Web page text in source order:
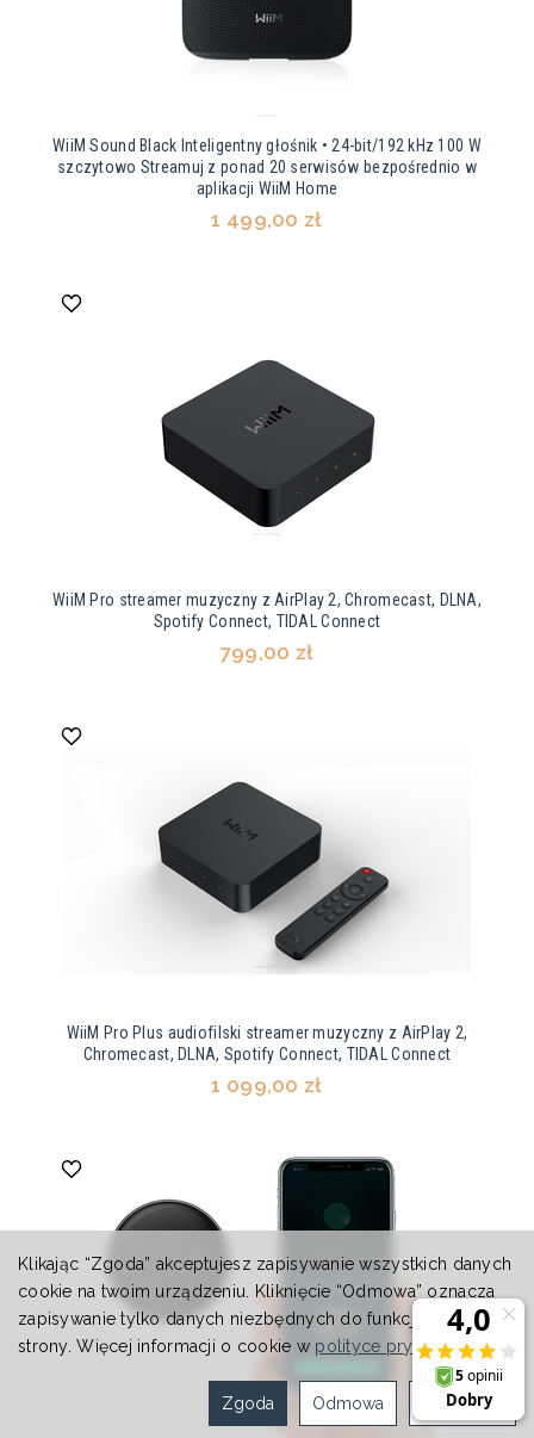
WiiM Sound Black Inteligentny głośnik • 24-bit/192 kHz 100 W
szczytowo Streamuj z ponad 20 serwisów bezpośrednio w
aplikacji WiiM Home
1 499,00 zł
WiiM Pro streamer muzyczny z AirPlay 2, Chromecast, DLNA,
Spotify Connect, TIDAL Connect
799,00 zł
WiiM Pro Plus audiofilski streamer muzyczny z AirPlay 2,
Chromecast, DLNA, Spotify Connect, TIDAL Connect
1 099,00 zł
Klikając “Zgoda” akceptujesz zapisywanie wszystkich danych
cookie na twoim urządzeniu. Kliknięcie “Odmowa” oznacza
zapisywanie tylko danych niezbędnych do funkcjonowania
strony. Więcej informacji o cookie w polityce prywatności.
Ustawienia
Odmowa
Zgoda